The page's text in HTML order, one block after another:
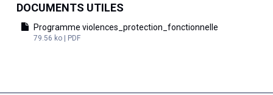
DOCUMENTS UTILES
Programme violences_protection_fonctionnelle
79.56 ko | PDF